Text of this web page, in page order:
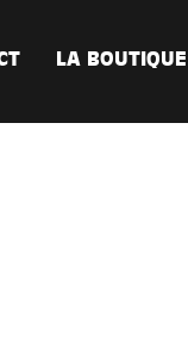
LA BOUTIQUE